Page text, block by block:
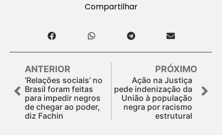
Compartilhar
ANTERIOR
‘Relações sociais’ no
Brasil foram feitas
para impedir negros
de chegar ao poder,
diz Fachin
PRÓXIMO
Ação na Justiça
pede indenização da
União à população
negra por racismo
estrutural